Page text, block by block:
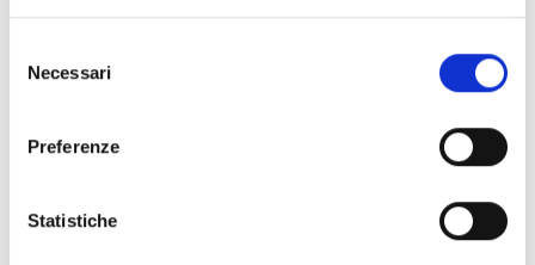
delNecessari
Preferenze
Statistiche
Ce produit vous intéresse ?
Demander
plus
d'informations
distributeur